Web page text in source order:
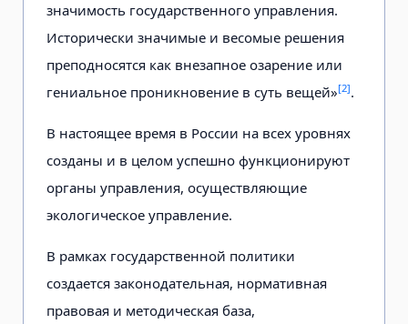
значимость государственного управления.
Исторически значимые и весомые решения
преподносятся как внезапное озарение или
гениальное проникновение в суть вещей»[2].
В настоящее время в России на всех уровнях
созданы и в целом успешно функционируют
органы управления, осуществляющие
экологическое управление.
В рамках государственной политики
создается законодательная, нормативная
правовая и методическая база,